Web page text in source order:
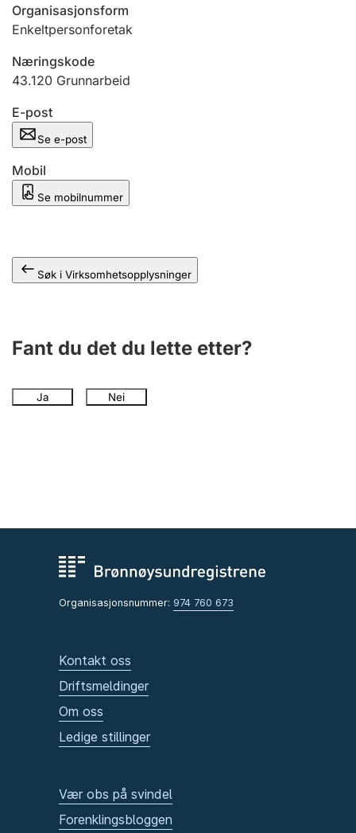
Ektepaktveileder
Offentlig sektor
Andre tema
Organisasjonsform
Enkeltpersonforetak
Næringskode
43.120 Grunnarbeid
E-post
Se e-post
Mobil
Se mobilnummer
Søk i Virksomhetsopplysninger
Fant du det du lette etter?
Ja Nei
Organisasjonsnummer: 974 760 673
Kontakt oss
Driftsmeldinger
Om oss
Ledige stillinger
Vær obs på svindel
Forenklingsbloggen